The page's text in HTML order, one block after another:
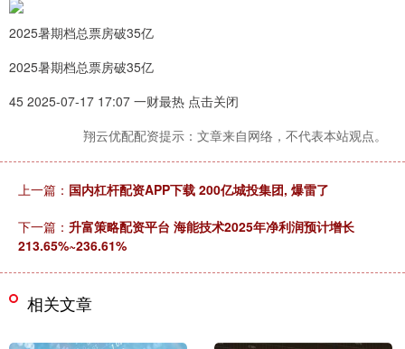
2025暑期档总票房破35亿
2025暑期档总票房破35亿
45 2025-07-17 17:07 一财最热 点击关闭
翔云优配配资提示：文章来自网络，不代表本站观点。
上一篇： 国内杠杆配资APP下载 200亿城投集团, 爆雷了
下一篇： 升富策略配资平台 海能技术2025年净利润预计增长
213.65%~236.61%
相关文章